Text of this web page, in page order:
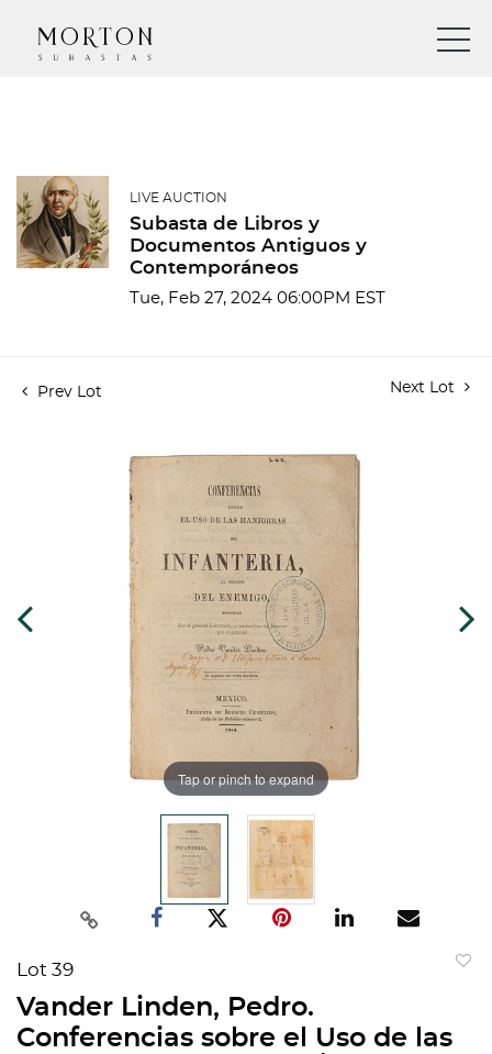
LIVE AUCTION
Subasta de Libros y
Documentos Antiguos y
Contemporáneos
Tue, Feb 27, 2024 06:00PM EST
Prev Lot Next Lot
Tap or pinch to expand
Lot 39
Vander Linden, Pedro.
Conferencias sobre el Uso de las